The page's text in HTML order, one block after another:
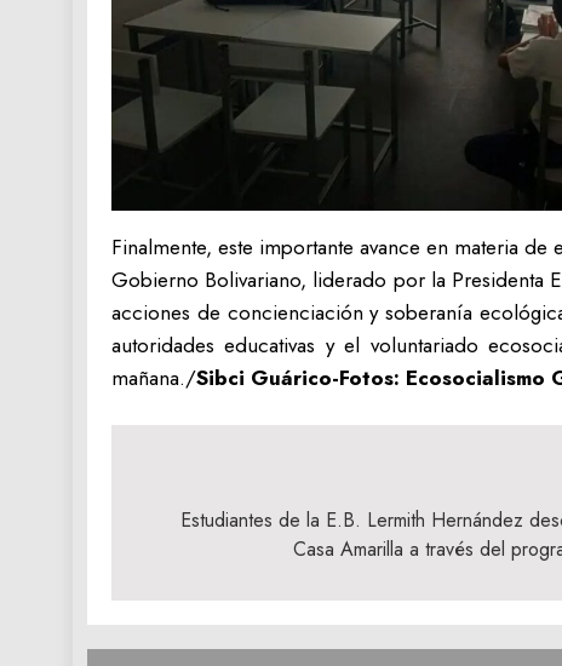
Finalmente, este importante avance en materia
Gobierno Bolivariano, liderado por la Presidenta
acciones de concienciación y soberanía
autoridades educativas y el voluntariado
mañana./Sibci Guárico-Fotos: Ecosocialismo
Estudiantes de la E.B. Lermith Hernández
Casa Amarilla a través del